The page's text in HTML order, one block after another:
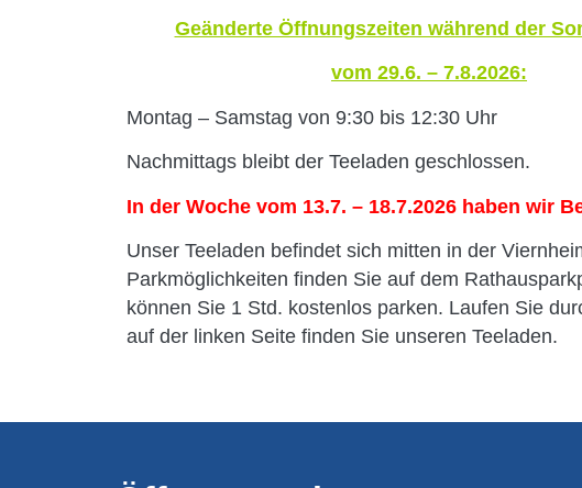
Geänderte Öffnungszeiten während der
vom 29.6. – 7.8.2026:
Montag – Samstag von 9:30 bis 12:30 Uhr
Nachmittags bleibt der Teeladen geschlossen.
In der Woche vom 13.7. – 18.7.2026 haben wir
Unser Teeladen befindet sich mitten in der
Parkmöglichkeiten finden Sie auf dem
können Sie 1 Std. kostenlos parken. Laufen Sie
auf der linken Seite finden Sie unseren Teeladen.